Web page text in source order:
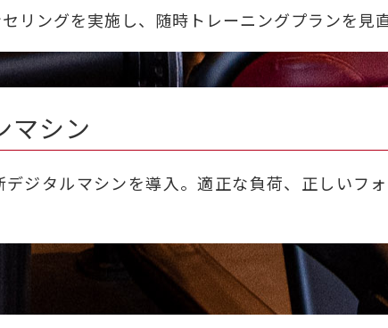
リングを実施し、随時トレーニングプランを見
マシン
ジタルマシンを導入。適正な負荷、正しいフ